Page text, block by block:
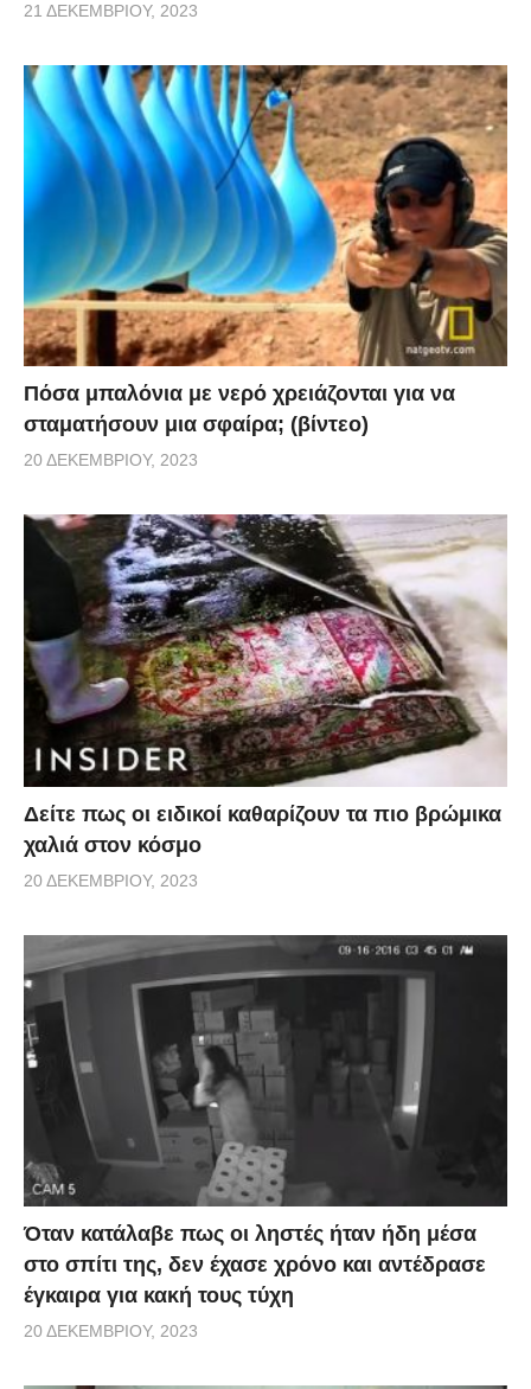
21 ΔΕΚΕΜΒΡΊΟΥ, 2023
Πόσα μπαλόνια με νερό χρειάζονται για να
σταματήσουν μια σφαίρα; (βίντεο)
20 ΔΕΚΕΜΒΡΊΟΥ, 2023
Δείτε πως οι ειδικοί καθαρίζουν τα πιο βρώμικα
χαλιά στον κόσμο
20 ΔΕΚΕΜΒΡΊΟΥ, 2023
Όταν κατάλαβε πως οι ληστές ήταν ήδη μέσα
στο σπίτι της, δεν έχασε χρόνο και αντέδρασε
έγκαιρα για κακή τους τύχη
20 ΔΕΚΕΜΒΡΊΟΥ, 2023